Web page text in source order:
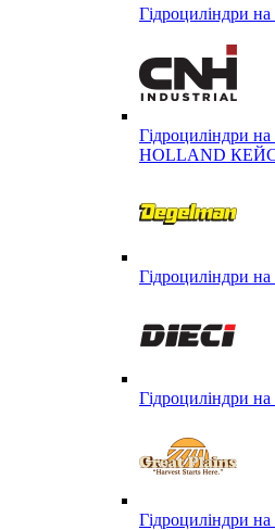
Гідроциліндри
Гідроциліндри
HOLLAND
Гідроциліндри
Гідроциліндри
Гідроциліндри